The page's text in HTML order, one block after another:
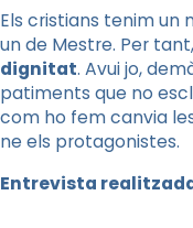
Els cristians tenim un
un de Mestre. Per
dignitat. Avui jo,
patiments que no
com ho fem canvia
ne els protagonistes.
Entrevista